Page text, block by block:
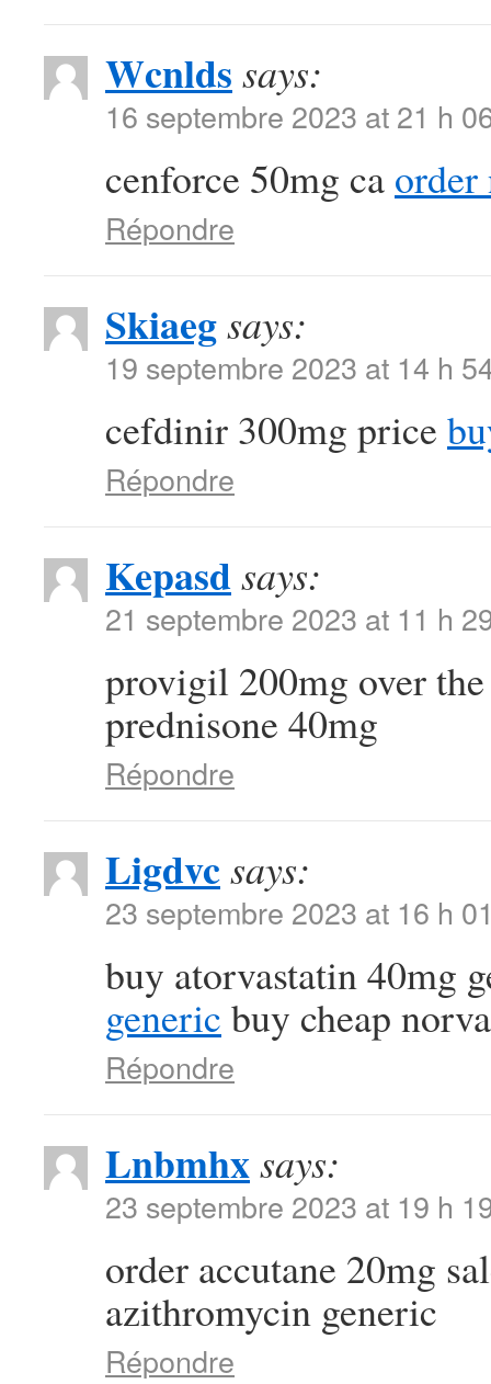
Wcnlds says:
16 septembre 2023 at 21 h
cenforce 50mg ca
Répondre
Skiaegsays:
19 septembre 2023 at 14 h
cefdinir 300mg price
Répondre
Kepasdsays:
21 septembre 2023 at 11 h
provigil 200mg over
prednisone 40mg
Répondre
Ligdvcsays:
23 septembre 2023 at 16 h
buy atorvastatin 40mg
generic buy cheap
Répondre
Lnbmhxsays:
23 septembre 2023 at 19 h
order accutane 20mg
azithromycin generic
Répondre